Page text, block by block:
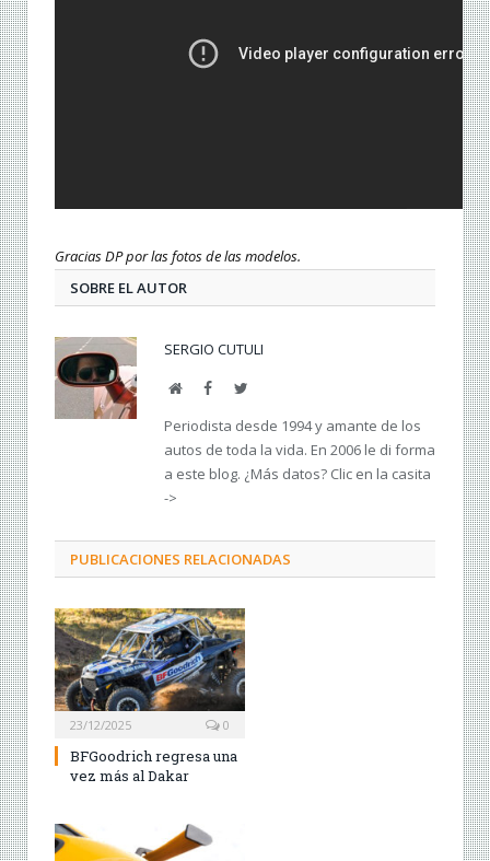
Gracias DP por las fotos de las modelos.
SOBRE EL AUTOR
SERGIO CUTULI
Web FacebookTwitter
Periodista desde 1994 y amante de los
autos de toda la vida. En 2006 le di forma
a este blog. ¿Más datos? Clic en la casita
->
PUBLICACIONES RELACIONADAS
23/12/2025 0
BFGoodrich regresa una
vez más al Dakar